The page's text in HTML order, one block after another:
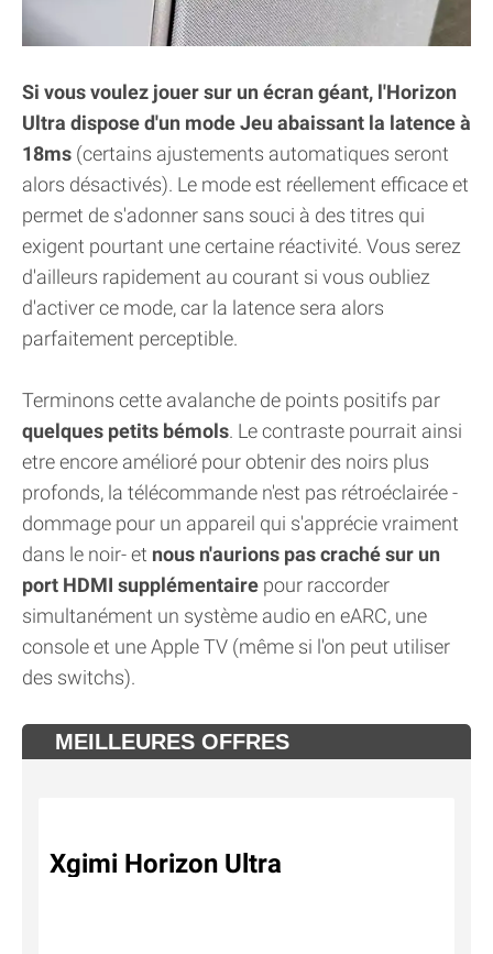
Si vous voulez jouer sur un écran géant, l'Horizon
Ultra dispose d'un mode Jeu abaissant la latence à
18ms (certains ajustements automatiques seront
alors désactivés). Le mode est réellement efficace et
permet de s'adonner sans souci à des titres qui
exigent pourtant une certaine réactivité. Vous serez
d'ailleurs rapidement au courant si vous oubliez
d'activer ce mode, car la latence sera alors
parfaitement perceptible.
Terminons cette avalanche de points positifs par
quelques petits bémols. Le contraste pourrait ainsi
etre encore amélioré pour obtenir des noirs plus
profonds, la télécommande n'est pas rétroéclairée -
dommage pour un appareil qui s'apprécie vraiment
dans le noir- et nous n'aurions pas craché sur un
port HDMI supplémentaire pour raccorder
simultanément un système audio en eARC, une
console et une Apple TV (même si l'on peut utiliser
des switchs).
MEILLEURES OFFRES
Xgimi Horizon Ultra